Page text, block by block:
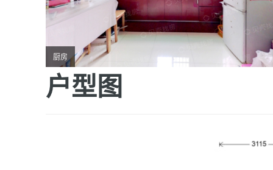
厨房
户型图